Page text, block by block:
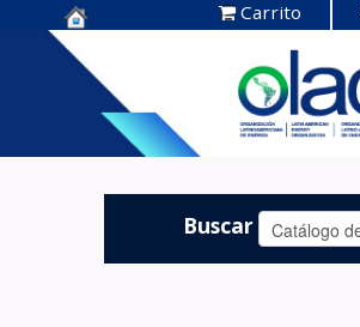
Centro de
Documentación
OLADE -
Carrito
Buscar